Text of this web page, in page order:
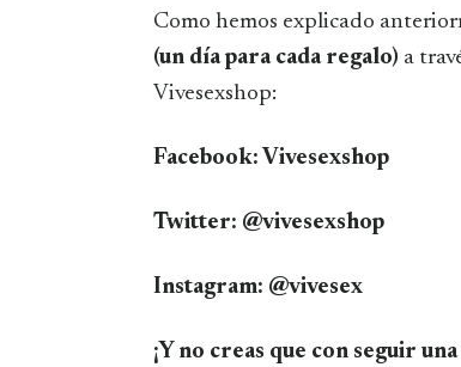
Como hemos explicado
(un día para cada regalo) a
Vivesexshop:
Facebook: Vivesexshop
Twitter: @vivesexshop
Instagram: @vivesex
¡Y no creas que con seguir